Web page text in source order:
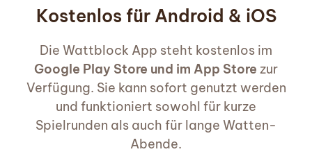
Kostenlos für Android & iOS
Die Wattblock App steht kostenlos im
Google Play Store und im App Store zur
Verfügung. Sie kann sofort genutzt werden
und funktioniert sowohl für kurze
Spielrunden als auch für lange Watten-
Abende.